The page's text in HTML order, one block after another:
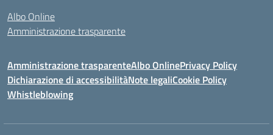
Albo Online
Amministrazione trasparente
Amministrazione trasparenteAlbo OnlinePrivacy Policy
Dichiarazione di accessibilitàNote legaliCookie Policy
Whistleblowing